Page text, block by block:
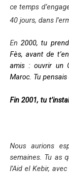
ce temps
40 jours, dans
En2000, tu
Fès, avant de
amis : ouvrir un
Maroc. Tu
Fin 2001, tu
Nous aurions
semaines. Tu as
l’Aid el Kebir,